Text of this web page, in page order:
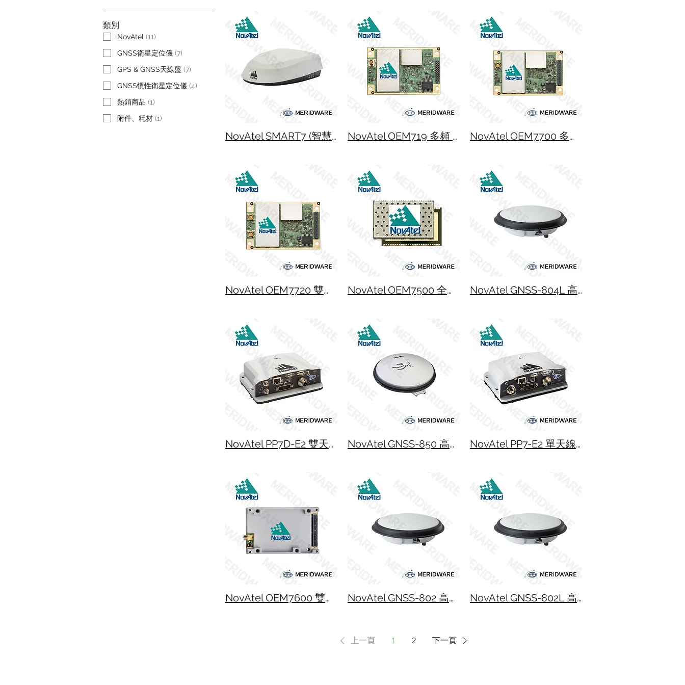
類別
NovAtel (11)
GNSS衛星定位儀 (7)
GPS & GNSS天線盤 (7)
GNSS慣性衛星定位儀 (4)
熱銷商品 (1)
附件、粍材 (1)
NovAtel SMART7 (智慧農業-無人農耕機專用) NovAtel OEM719 多頻 GNSS 接收儀 NovAtel OEM7700 多頻 GNSS 主機板
NovAtel OEM7720 雙天線、多頻 GNSS 接收儀 NovAtel OEM7500 全星系多頻段緊湊型模組 NovAtel GNSS-804L 高效能天線盤
NovAtel PP7D-E2 雙天線慣性衛星定位儀 NovAtel GNSS-850 高效能天線盤 NovAtel PP7-E2 單天線慣性衛星定位儀
NovAtel OEM7600 雙頻 GNSS 接收模組 NovAtel GNSS-802 高效能天線盤 NovAtel GNSS-802L 高效能天線盤
上一頁 1 2 下一頁